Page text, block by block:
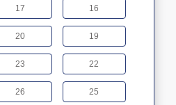
16
17
19
20
22
23
25
26